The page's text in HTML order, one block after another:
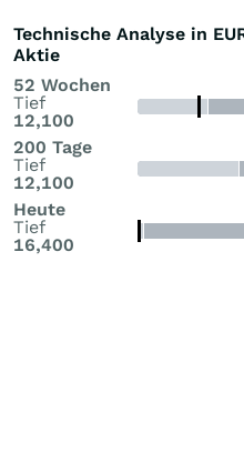
Technische Analyse in
Aktie
52 Wochen
Tief
12,100
200 Tage
Tief
12,100
Heute
Tief
16,400